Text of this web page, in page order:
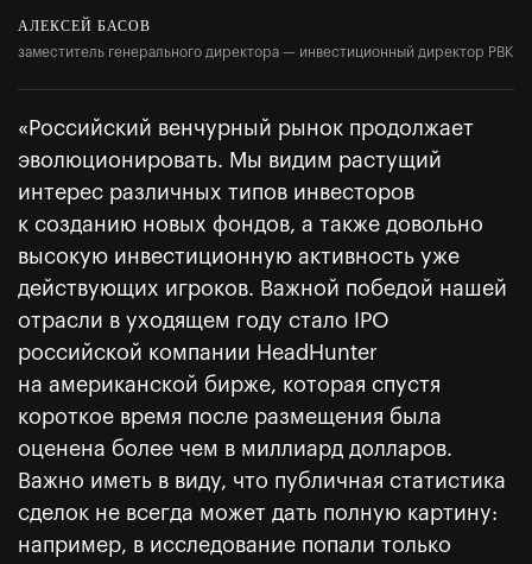
АЛЕКСЕЙ БАСОВ
заместитель генерального директора — инвестиционный директор РВК
«Российский венчурный рынок продолжает
эволюционировать. Мы видим растущий
интерес различных типов инвесторов
к созданию новых фондов, а также довольно
высокую инвестиционную активность уже
действующих игроков. Важной победой нашей
отрасли в уходящем году стало IPO
российской компании HeadHunter
на американской бирже, которая спустя
короткое время после размещения была
оценена более чем в миллиард долларов.
Важно иметь в виду, что публичная статистика
сделок не всегда может дать полную картину:
например, в исследование попали только